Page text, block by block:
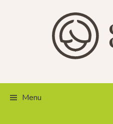
Menu